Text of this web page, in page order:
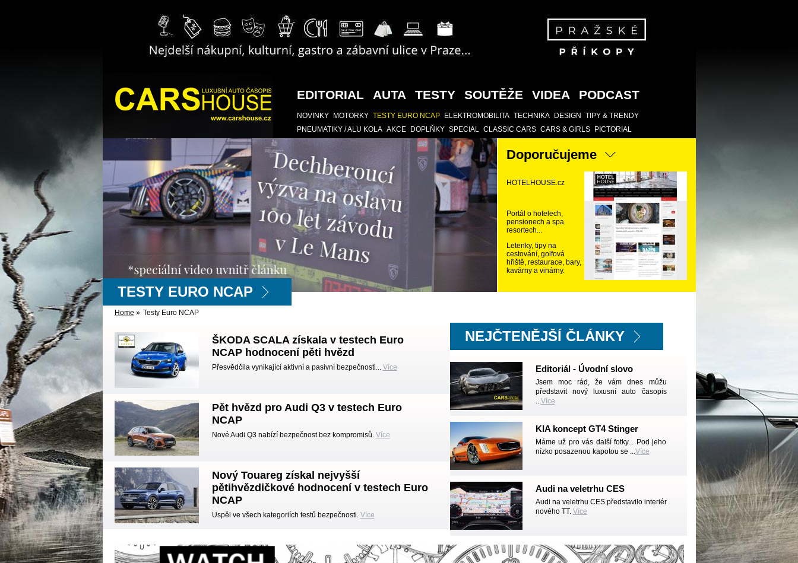
EDITORIAL AUTA TESTY SOUTĚŽE VIDEA PODCAST
NOVINKY MOTORKY TESTY EURO NCAP ELEKTROMOBILITA TECHNIKA DESIGN
TIPY & TRENDY
PNEUMATIKY / ALU KOLA AKCE DOPLŇKY SPECIAL CLASSIC CARS CARS & GIRLS PICTORIAL
Doporučujeme
HOTELHOUSE.cz
Portál o hotelech,
pensionech a spa
resortech...
Letenky, tipy na
cestování, golfová
hřiště, restaurace, bary,
kavárny a vinárny.
TESTY EURO NCAP
Home » Testy Euro NCAP
ŠKODA SCALA získala v testech Euro
NCAP hodnocení pěti hvězd
Přesvědčila vynikající aktivní a pasivní bezpečnosti... Více
Pět hvězd pro Audi Q3 v testech Euro
NCAP
Nové Audi Q3 nabízí bezpečnost bez kompromisů. Více
Nový Touareg získal nejvyšší
pětihvězdičkové hodnocení v testech Euro
NCAP
Uspěl ve všech kategoriích testů bezpečnosti. Více
NEJČTENĚJŠÍ ČLÁNKY
Editoriál - Úvodní slovo
Jsem moc rád, že vám dnes můžu
představit nový luxusní auto časopis
...Více
KIA koncept GT4 Stinger
Máme už pro vás další fotky... Pod jeho
nízko posazenou kapotou se ...Více
Audi na veletrhu CES
Audi na veletrhu CES představilo interiér
nového TT. Více